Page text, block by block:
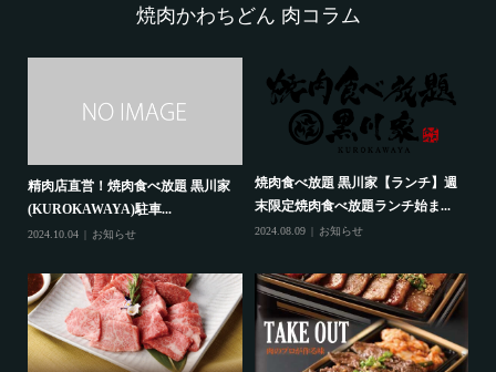
焼肉かわちどん 肉コラム
精肉店直営！焼肉食べ放題 黒川家
(KUROKAWAYA)駐車...
2024.10.04 お知らせ
焼肉食べ放題 黒川家【ランチ】週
末限定焼肉食べ放題ランチ始ま...
2024.08.09 お知らせ